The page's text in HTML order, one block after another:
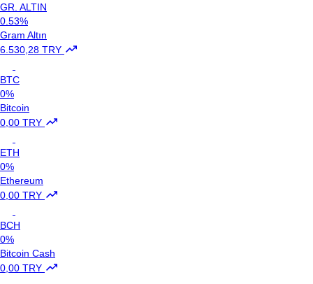
GR. ALTIN
0.53%
Gram Altın
6.530,28 TRY
BTC
0%
Bitcoin
0,00 TRY
ETH
0%
Ethereum
0,00 TRY
BCH
0%
Bitcoin Cash
0,00 TRY